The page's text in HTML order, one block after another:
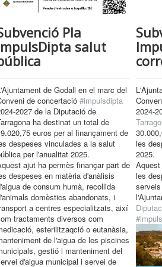
Pla
salut
de Godall en el marc del
de concertació #impulsdipta
2027 de la Diputació de
ha destinat un total de
euros per al finançament de
despeses vinculades a la salut
per l'anualitat 2025.
ajut ha permès finançar part de
despeses en matèria d'anàlisis
de consum humà, recollida
domèstics abandonats, i
a centres especialitzats, així
tractaments diversos com
esterilitzaqció o eutanàsia,
de l'aigua de les piscines
gestió i manteniment del
d'aigua municipal i servei de
2024-
les
2025.
les